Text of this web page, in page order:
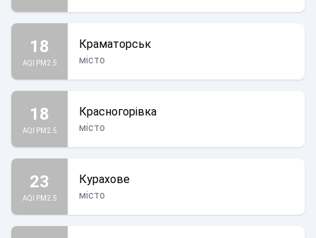
18
AQI PM2.5
Краматорськ
місто
18
AQI PM2.5
Красногорівка
місто
23
AQI PM2.5
Курахове
місто